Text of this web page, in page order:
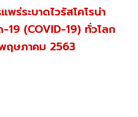
ร่ระบาดไวรัสโคโรน่า
19 (COVID-19) ทั่วโลก
ฤษภาคม 2563